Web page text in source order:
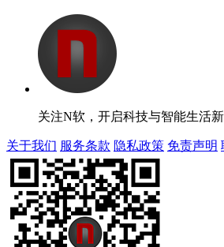
关注N软，开启科技与智能生活
关于我们 服务条款 隐私政策 免责声明